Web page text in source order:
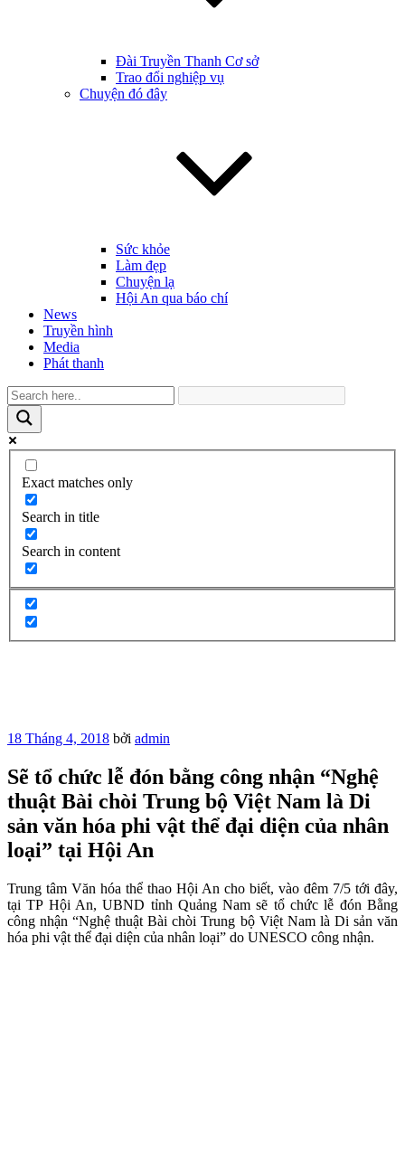
Đài Truyền Thanh Cơ sở
Trao đổi nghiệp vụ
Chuyện đó đây
Sức khỏe
Làm đẹp
Chuyện lạ
Hội An qua báo chí
News
Truyền hình
Media
Phát thanh
Exact matches only
Search in title
Search in content
Đăng
18 Tháng 4, 2018 bởi admin
Sẽ tổ chức lễ đón bằng công nhận “Nghệ
thuật Bài chòi Trung bộ Việt Nam là Di
sản văn hóa phi vật thể đại diện của nhân
loại” tại Hội An
Trung tâm Văn hóa thể thao Hội An cho biết, vào đêm 7/5 tới đây,
tại TP Hội An, UBND tỉnh Quảng Nam sẽ tổ chức lễ đón Bằng
công nhận “Nghệ thuật Bài chòi Trung bộ Việt Nam là Di sản văn
hóa phi vật thể đại diện của nhân loại” do UNESCO công nhận.